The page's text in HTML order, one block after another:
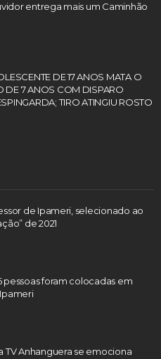
entrega mais um Caminhão
DE 17 ANOS MATA O
DE 7 ANOS COM DISPARO
TIRO ATINGIU ROSTO
de Ipameri, selecionado ao
de 2021
pessoas foram colocadas em
TV Anhanguera se emociona